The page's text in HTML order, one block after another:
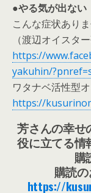
●やる気が出ない
こんな症状あり
（渡辺オイスタ
https://
yakuhin/
ワタナベ活性型
https://
芳さんの幸せ
役に立てる情
購
購読
https://